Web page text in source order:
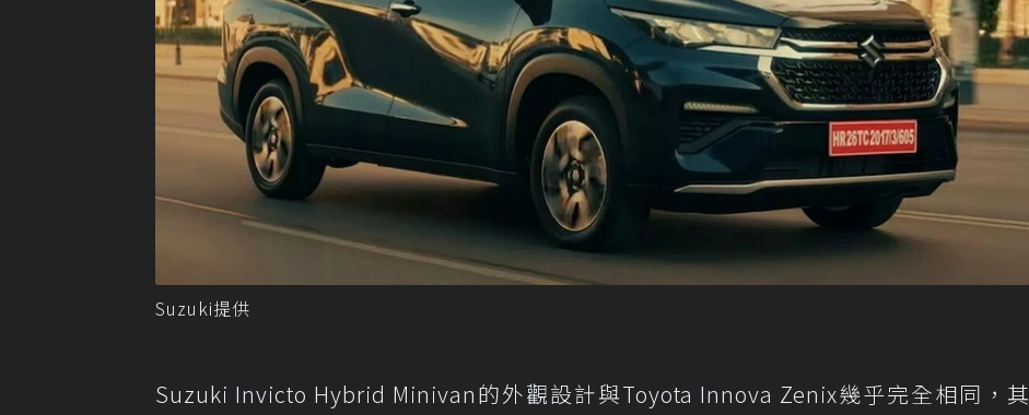
Suzuki提供
Suzuki Invicto Hybrid Minivan的外觀設計與Toyota Innova Zenix幾乎完全相同，其